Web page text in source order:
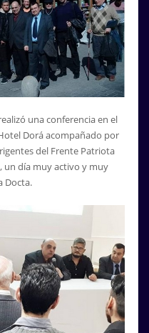
una conferencia en el
Dorá acompañado por
del Frente Patriota
un día muy activo y muy
Docta.